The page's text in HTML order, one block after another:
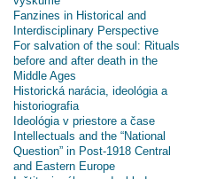
Fanzines in Historical and
Interdisciplinary Perspective
For salvation of the soul: Rituals
before and after death in the
Middle Ages
Historická narácia, ideológia a
historiografia
Ideológia v priestore a čase
Intellectuals and the “National
Question” in Post-1918 Central
and Eastern Europe